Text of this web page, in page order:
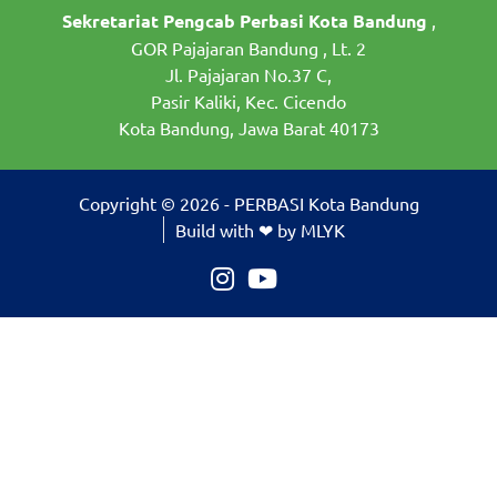
Sekretariat Pengcab Perbasi Kota Bandung ,
GOR Pajajaran Bandung , Lt. 2
Jl. Pajajaran No.37 C,
Pasir Kaliki, Kec. Cicendo
Kota Bandung, Jawa Barat 40173
Copyright © 2026 - PERBASI Kota Bandung
Build with ❤ by MLYK